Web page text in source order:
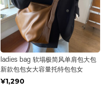
ladies bag 软塌极简风单肩包大包
新款包包女大容量托特包包女
¥1,290